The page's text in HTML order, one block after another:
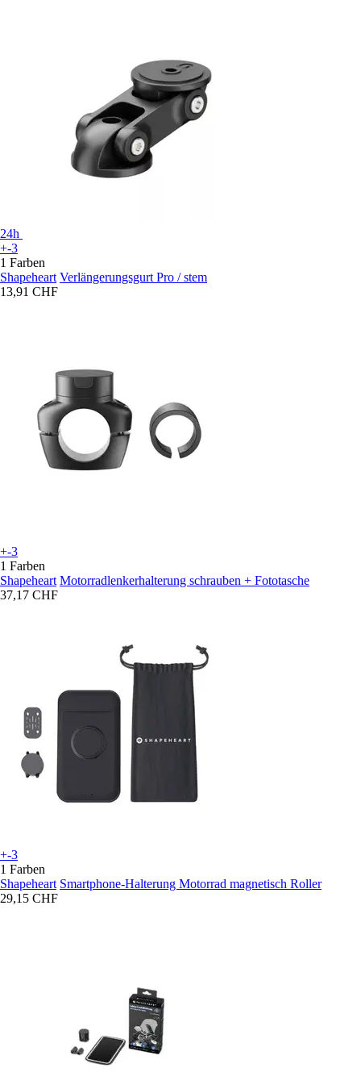
24h
+-3
1 Farben
Shapeheart Verlängerungsgurt Pro / stem
13,91 CHF
+-3
1 Farben
Shapeheart Motorradlenkerhalterung schrauben + Fototasche
37,17 CHF
+-3
1 Farben
Shapeheart Smartphone-Halterung Motorrad magnetisch Roller
29,15 CHF